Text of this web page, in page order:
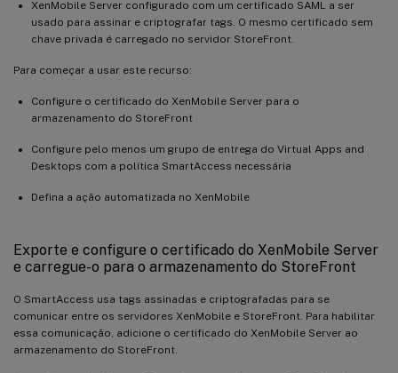
XenMobile Server configurado com um certificado SAML a ser
usado para assinar e criptografar tags. O mesmo certificado sem
chave privada é carregado no servidor StoreFront.
Para começar a usar este recurso:
Configure o certificado do XenMobile Server para o
armazenamento do StoreFront
Configure pelo menos um grupo de entrega do Virtual Apps and
Desktops com a política SmartAccess necessária
Defina a ação automatizada no XenMobile
Exporte e configure o certificado do XenMobile Server
e carregue-o para o armazenamento do StoreFront
O SmartAccess usa tags assinadas e criptografadas para se
comunicar entre os servidores XenMobile e StoreFront. Para habilitar
essa comunicação, adicione o certificado do XenMobile Server ao
armazenamento do StoreFront.